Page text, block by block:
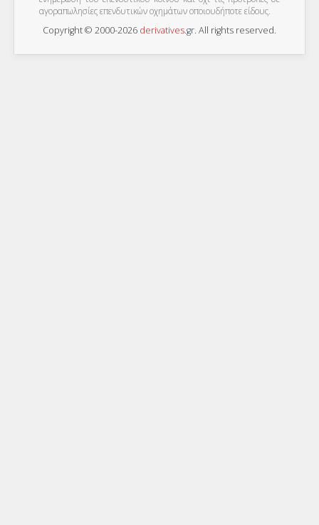
αγοραπωλησίες επενδυτικών οχημάτων οποιουδήποτε είδους.
Copyright © 2000-2026 derivatives.gr. All rights reserved.